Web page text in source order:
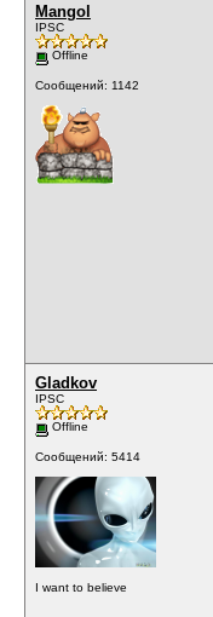
Mangol
IPSC
Offline
Сообщений: 1142
Gladkov
IPSC
Offline
Сообщений: 5414
I want to believe